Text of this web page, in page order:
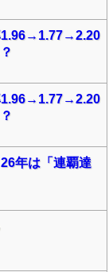
1.96→1.77→2.20
1.96→1.77→2.20
年は「連覇達